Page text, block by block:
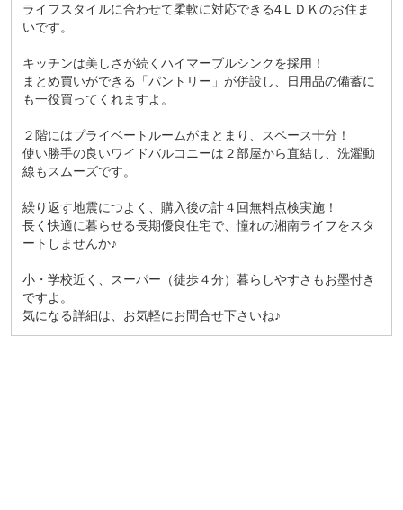
ライフスタイルに合わせて柔軟に対応できる4ＬＤＫのお住ま
いです。
キッチンは美しさが続くハイマーブルシンクを採用！
まとめ買いができる「パントリー」が併設し、日用品の備蓄に
も一役買ってくれますよ。
２階にはプライベートルームがまとまり、スペース十分！
使い勝手の良いワイドバルコニーは２部屋から直結し、洗濯動
線もスムーズです。
繰り返す地震につよく、購入後の計４回無料点検実施！
長く快適に暮らせる長期優良住宅で、憧れの湘南ライフをスタ
ートしませんか♪
小・学校近く、スーパー（徒歩４分）暮らしやすさもお墨付き
ですよ。
気になる詳細は、お気軽にお問合せ下さいね♪